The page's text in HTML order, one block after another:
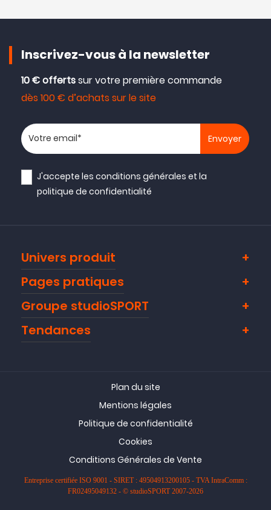
Inscrivez-vous à la newsletter
10 € offertssur votre première commande
dès 100 € d’achats sur le site
Votre adresse email
J'accepte lesconditions générales et la
politique de confidentialité
Univers produit
Pages pratiques
Groupe studioSPORT
Tendances
Plan du site
Mentions légales
Politique de confidentialité
Cookies
Conditions Générales de Vente
Entreprise certifiée ISO 9001 - SIRET : 49504913200105 - TVA IntraComm :
FR02495049132 - © studioSPORT 2007-2026